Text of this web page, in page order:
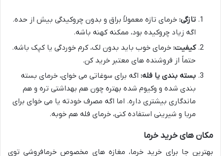
تازگی: خرمای تازه معمولاً براق و بدون چروکیدگی بیش از حده.
اگه زیاد چروکیده بود، ممکنه کهنه باشه.
کیفیت: خرمای خوب باید بدون لک، کرم خوردگی یا کپک باشه.
حتماً از فروشنده های معتبر خرید کن.
بسته بندی یا فله: اگه برای سوغاتی می خوای، خرمای بسته
بندی شده و وکیوم شده بهتره چون هم بهداشتی تره و هم
ماندگاری بیشتری داره. اما اگه مصرف خودته یا می خوای برای
مربا و شیرینی استفاده کنی، خرمای فله هم خوبه.
مکان های خرید خرما
بهترین جا برای خرید خرما، مغازه های مخصوص خرمافروشی توی